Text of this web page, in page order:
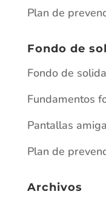
enero 2026
junio 2025
abril 2025
marzo 2025
julio 2024
diciembre 2023